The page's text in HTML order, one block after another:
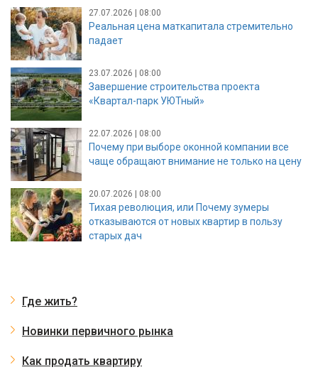
27.07.2026 | 08:00
Реальная цена маткапитала стремительно
падает
23.07.2026 | 08:00
Завершение строительства проекта
«Квартал-парк УЮТный»
22.07.2026 | 08:00
Почему при выборе оконной компании все
чаще обращают внимание не только на цену
20.07.2026 | 08:00
Тихая революция, или Почему зумеры
отказываются от новых квартир в пользу
старых дач
Где жить?
Новинки первичного рынка
Как продать квартиру